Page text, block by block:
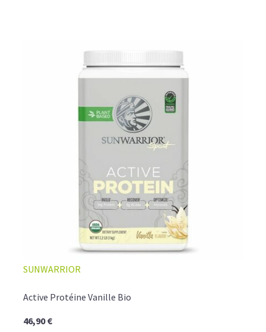
SUNWARRIOR
Active Protéine Vanille Bio
46,90 €